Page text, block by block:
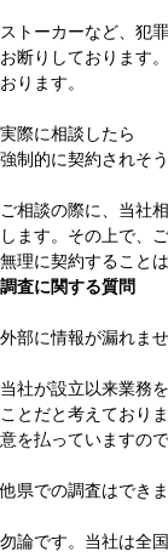
ストーカーなど、 犯
お断りしております。
おります。
実際に相談したら
強制的に契約されそ
ご相談の際に、当社
します。その上で、
無理に契約することは
調査に関する質問
外部に情報が漏れま
当社が設立以来業務
ことだと考えておりま
意を払っていますの
他県での調査はでき
勿論です。 当社は全